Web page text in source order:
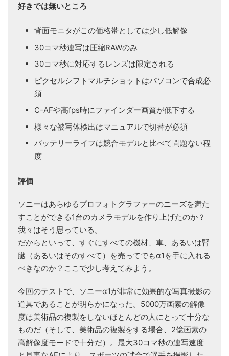
好きでは無いところ
背面モニタがこの価格帯としては少し低解像
30コマ秒連写は圧縮RAWのみ
30コマ秒に対応するレンズは限定される
ピクセルシフトマルチショットはパソコンで合成必
須
C-AFや高fps時にファインダー画質が低下する
様々な被写体検出はマニュアルで切替が必須
バッテリーライフは競合モデルと比べて問題ない程
度
評価
ソニーはあらゆるプロフォトグラファーのニーズを満た
すことができる1台のカメラモデルを作り上げたのか？
我々はそう思っている。
だからといって、すぐにすべての機材、車、あるいは腎
臓（あるいはそのすべて）を売ってでもα1を手に入れる
べきなのか？ここで少し考えてみよう。
今回のテストで、ソニーα1が非常に効果的な写真撮影の
道具であることが明らかになった。5000万画素の解像
度は美術品の複製をしないほとんどの人にとって十分な
ものだ（そして、美術品の複製をする場合、2億画素の
高解像度モードで十分だ）。最大30コマ秒の連写速度